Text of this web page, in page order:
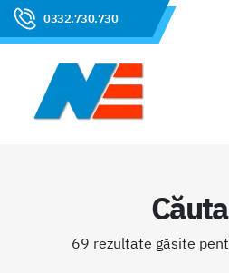
0332.730.730
69 rezultate găsite